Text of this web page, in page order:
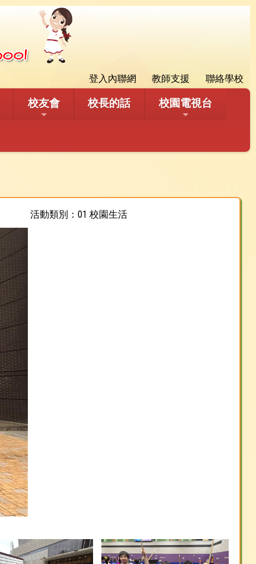
登入內聯網 教師支援 聯絡學校
校友會 校長的話 校園電視台
活動類別：01 校園生活